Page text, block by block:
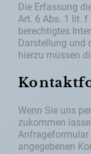
Die Erfassung
Art. 6 Abs. 1 lit. f
berechtigtes
Darstellung und
hierzu müssen
Wenn Sie uns
zukommen
Anfrageformular
angegebenen